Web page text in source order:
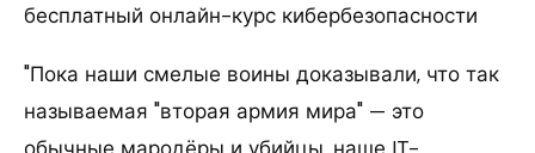
бесплатный онлайн-курс кибербезопасности
"Пока наши смелые воины доказывали, что так
называемая "вторая армия мира" — это